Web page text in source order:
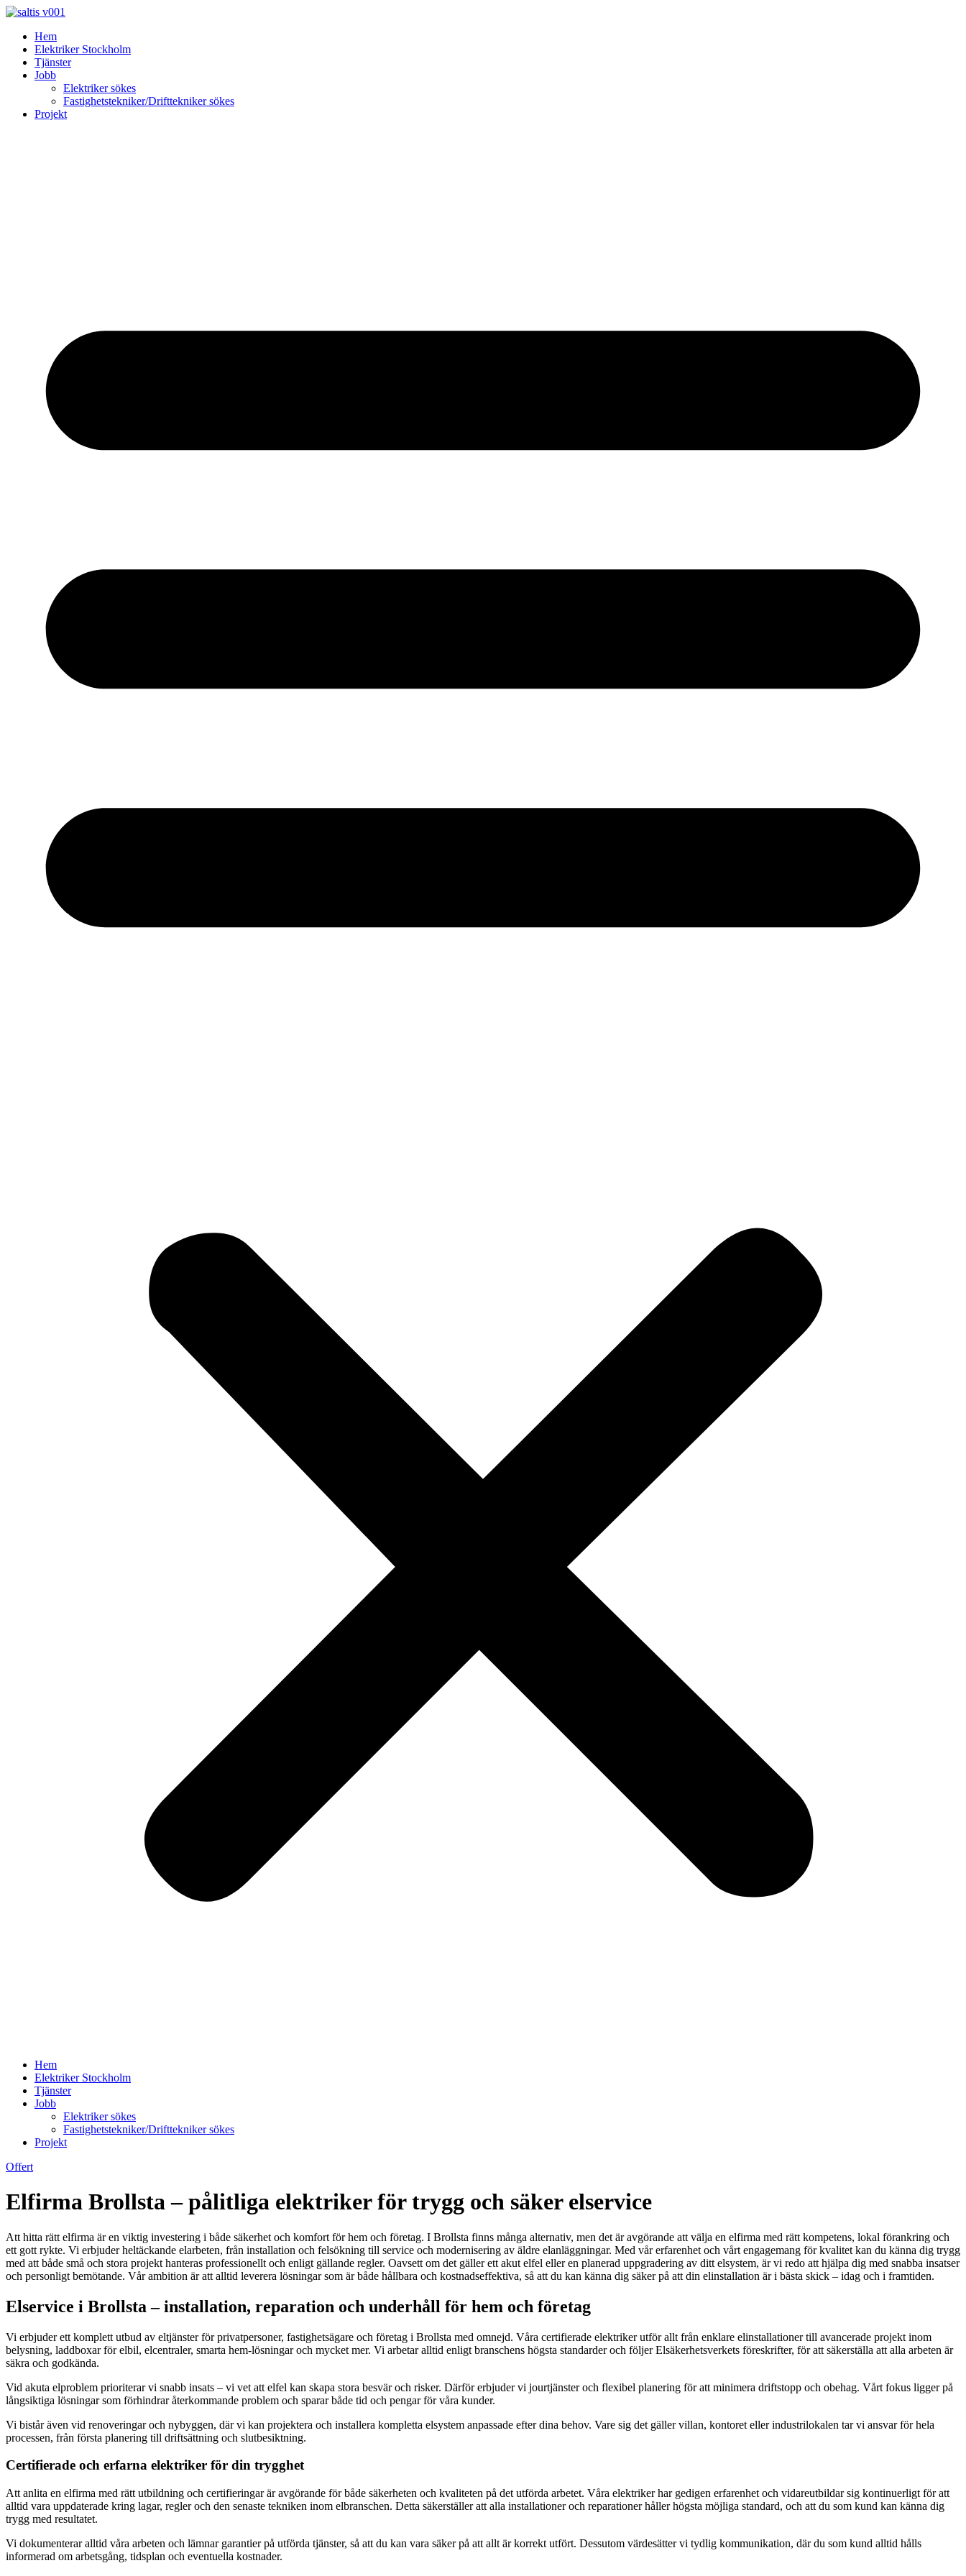
Skip
contentHem
Elektriker Stockholm
Tjänster
Jobb
Elektriker sökes
Fastighetstekniker/Drifttekniker sökes
Projekt
Hem
Elektriker Stockholm
Tjänster
Jobb
Elektriker sökes
Fastighetstekniker/Drifttekniker sökes
Projekt
Offert
Elfirma Brollsta – pålitliga elektriker för trygg och säker elservice
Att hitta rätt elfirma är en viktig investering i både säkerhet och komfort för hem och företag. I Brollsta finns många alternativ, men det är avgörande att välja en elfirma med rätt kompetens, lokal förankring och
ett gott rykte. Vi erbjuder heltäckande elarbeten, från installation och felsökning till service och modernisering av äldre elanläggningar. Med vår erfarenhet och vårt engagemang för kvalitet kan du känna dig trygg
med att både små och stora projekt hanteras professionellt och enligt gällande regler. Oavsett om det gäller ett akut elfel eller en planerad uppgradering av ditt elsystem, är vi redo att hjälpa dig med snabba insatser
och personligt bemötande. Vår ambition är att alltid leverera lösningar som är både hållbara och kostnadseffektiva, så att du kan känna dig säker på att din elinstallation är i bästa skick – idag och i framtiden.
Elservice i Brollsta – installation, reparation och underhåll för hem och företag
Vi erbjuder ett komplett utbud av eltjänster för privatpersoner, fastighetsägare och företag i Brollsta med omnejd. Våra certifierade elektriker utför allt från enklare elinstallationer till avancerade projekt inom
belysning, laddboxar för elbil, elcentraler, smarta hem-lösningar och mycket mer. Vi arbetar alltid enligt branschens högsta standarder och följer Elsäkerhetsverkets föreskrifter, för att säkerställa att alla arbeten är
säkra och godkända.
Vid akuta elproblem prioriterar vi snabb insats – vi vet att elfel kan skapa stora besvär och risker. Därför erbjuder vi jourtjänster och flexibel planering för att minimera driftstopp och obehag. Vårt fokus ligger på
långsiktiga lösningar som förhindrar återkommande problem och sparar både tid och pengar för våra kunder.
Vi bistår även vid renoveringar och nybyggen, där vi kan projektera och installera kompletta elsystem anpassade efter dina behov. Vare sig det gäller villan, kontoret eller industrilokalen tar vi ansvar för hela
processen, från första planering till driftsättning och slutbesiktning.
Certifierade och erfarna elektriker för din trygghet
Att anlita en elfirma med rätt utbildning och certifieringar är avgörande för både säkerheten och kvaliteten på det utförda arbetet. Våra elektriker har gedigen erfarenhet och vidareutbildar sig kontinuerligt för att
alltid vara uppdaterade kring lagar, regler och den senaste tekniken inom elbranschen. Detta säkerställer att alla installationer och reparationer håller högsta möjliga standard, och att du som kund kan känna dig
trygg med resultatet.
Vi dokumenterar alltid våra arbeten och lämnar garantier på utförda tjänster, så att du kan vara säker på att allt är korrekt utfört. Dessutom värdesätter vi tydlig kommunikation, där du som kund alltid hålls
informerad om arbetsgång, tidsplan och eventuella kostnader.